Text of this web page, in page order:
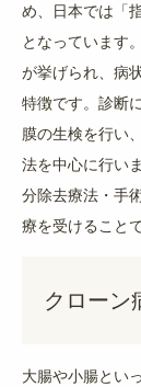
め、日本では「
となっています
が挙げられ、病
特徴です。診断
膜の生検を行い
法を中心に行い
分除去療法・手
療を受けること
クローン
大腸や小腸とい